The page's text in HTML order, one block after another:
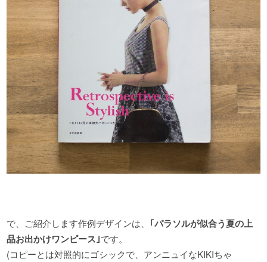
で、ご紹介します作例デザインは、 ｢パラソルが似合う夏の上
品お出かけワンピース｣です。
(コピーとは対照的にゴシックで、アンニュイなKIKIちゃ